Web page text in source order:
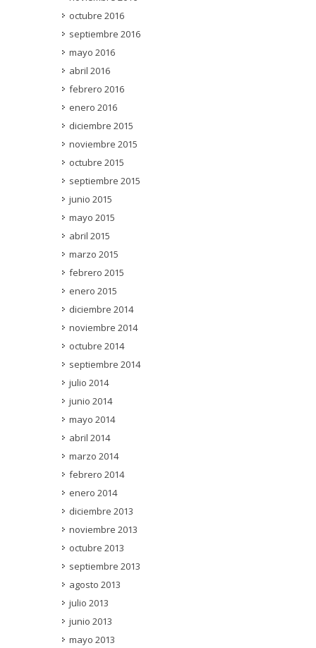
octubre 2016
septiembre 2016
mayo 2016
abril 2016
febrero 2016
enero 2016
diciembre 2015
noviembre 2015
octubre 2015
septiembre 2015
junio 2015
mayo 2015
abril 2015
marzo 2015
febrero 2015
enero 2015
diciembre 2014
noviembre 2014
octubre 2014
septiembre 2014
julio 2014
junio 2014
mayo 2014
abril 2014
marzo 2014
febrero 2014
enero 2014
diciembre 2013
noviembre 2013
octubre 2013
septiembre 2013
agosto 2013
julio 2013
junio 2013
mayo 2013